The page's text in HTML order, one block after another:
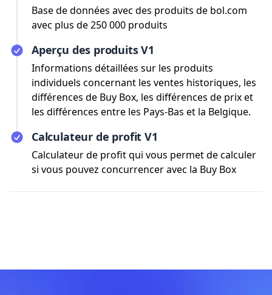
Base de données avec des produits de bol.com
avec plus de 250 000 produits
Aperçu des produits V1
Informations détaillées sur les produits
individuels concernant les ventes historiques, les
différences de Buy Box, les différences de prix et
les différences entre les Pays-Bas et la Belgique.
Calculateur de profit V1
Calculateur de profit qui vous permet de calculer
si vous pouvez concurrencer avec la Buy Box